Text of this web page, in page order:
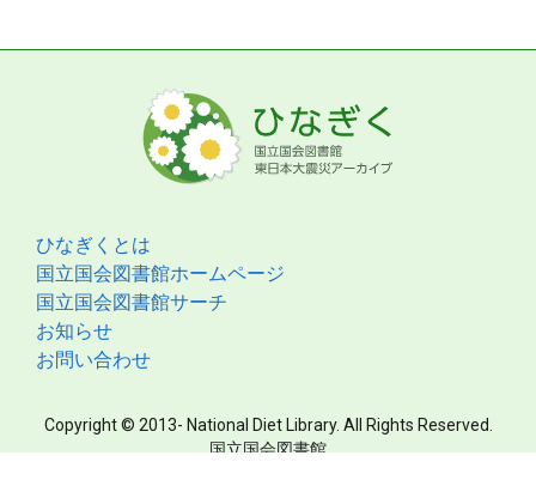
ひなぎくとは
国立国会図書館ホームページ
国立国会図書館サーチ
お知らせ
お問い合わせ
Copyright © 2013- National Diet Library. All Rights Reserved.